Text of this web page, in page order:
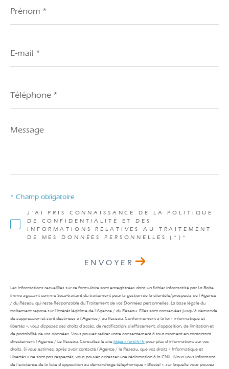
*
mail
*
*
Message
*
J'AI PRIS CONNAISSANCE DE LA POLITIQUE
DE CONFIDENTIALITÉ ET DES
INFORMATIONS RELATIVES AU TRAITEMENT
DE MES DONNÉES PERSONNELLES (*)*
* Champ obligatoire
ENVOYER
Les informations recueillies sur ce formulaire sont enregistrées dans un fichier informatisé par La Boite
Immo agissant comme Sous-traitant du traitement pour la gestion de la clientèle/prospects de l'Agence
/ du Réseau qui reste Responsable du Traitement de vos Données personnelles. La base légale du
traitement repose sur l'intérêt légitime de l'Agence / du Réseau. Elles sont conservées jusqu'à demande
de suppression et sont destinées à l'Agence / au Réseau. Conformément à la loi « informatique et
libertés », vous disposez des droits d’accès, de rectification, d’effacement, d’opposition, de limitation et
de portabilité de vos données. Vous pouvez retirer votre consentement à tout moment en contactant
directement l’Agence / Le Réseau. Consultez le site https://cnil.fr/fr pour plus d’informations sur vos
droits. Si vous estimez, après avoir contacté l'Agence / le Réseau, que vos droits « Informatique et
Libertés » ne sont pas respectés, vous pouvez adresser une réclamation à la CNIL. Nous vous informons
de l’existence de la liste d'opposition au démarchage téléphonique « Bloctel », sur laquelle vous pouvez